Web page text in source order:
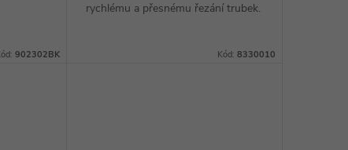
902302BK
rychlému a přesnému řezání trubek.
Kód: 8330010